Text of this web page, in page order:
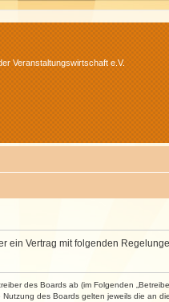
Veranstaltungswirtschaft e.V.
ein Vertrag mit folgenden
des Boards ab (im Folgenden
des Boards gelten jeweils die an